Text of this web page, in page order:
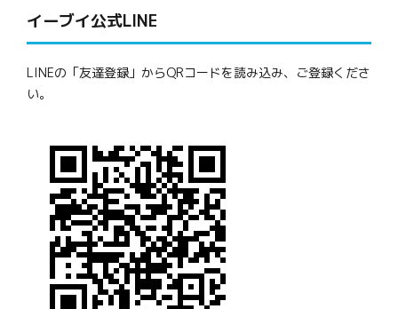
イーブイ公式LINE
LINEの「友達登録」からQRコードを読み込み、ご登録くださ
い。